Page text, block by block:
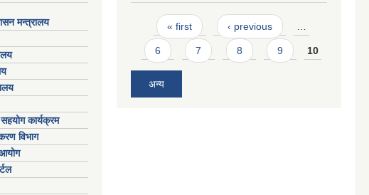
मन्त्रालय
कार्यक्रम
विभाग
Pages
« first ‹ previous
6 7 8 9 10
अन्य